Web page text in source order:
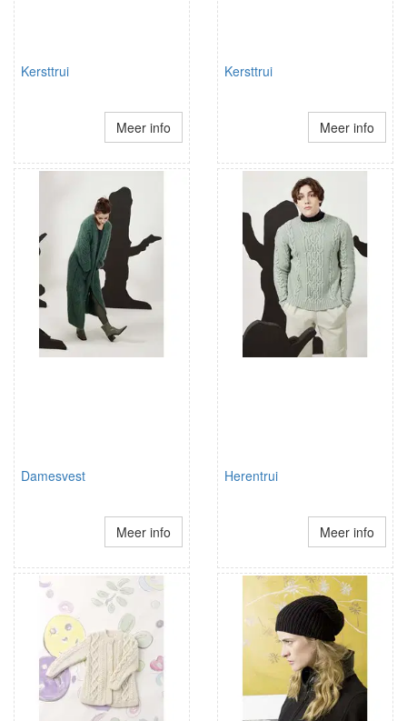
Kersttrui
Meer info
Kersttrui
Meer info
Damesvest
Meer info
Herentrui
Meer info